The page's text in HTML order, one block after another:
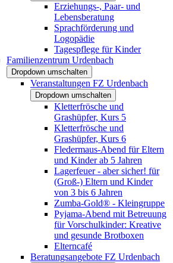
Erziehungs-, Paar- und
Lebensberatung
Sprachförderung und
Logopädie
Tagespflege für Kinder
Familienzentrum Urdenbach
Dropdown umschalten
Veranstaltungen FZ Urdenbach
Dropdown umschalten
Kletterfrösche und
Grashüpfer, Kurs 5
Kletterfrösche und
Grashüpfer, Kurs 6
Fledermaus-Abend für Eltern
und Kinder ab 5 Jahren
Lagerfeuer - aber sicher! für
(Groß-) Eltern und Kinder
von 3 bis 6 Jahren
Zumba-Gold® - Kleingruppe
Pyjama-Abend mit Betreuung
für Vorschulkinder: Kreative
und gesunde Brotboxen
Elterncafé
Beratungsangebote FZ Urdenbach